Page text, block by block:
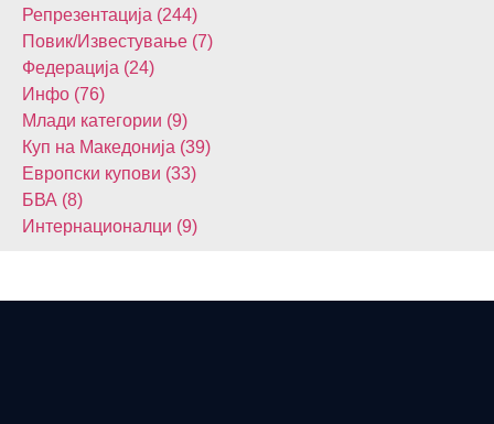
Репрезентација (244)
Повик/Известување (7)
Федерација (24)
Инфо (76)
Млади категории (9)
Куп на Македонија (39)
Европски купови (33)
БВА (8)
Интернационалци (9)